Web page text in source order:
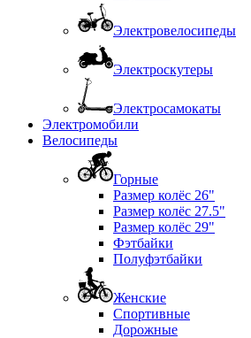
Электровелосипеды
Электроскутеры
Электросамокаты
Электромобили
Велосипеды
Горные
Размер колёс 26"
Размер колёс 27.5"
Размер колёс 29"
Фэтбайки
Полуфэтбайки
Женские
Спортивные
Дорожные